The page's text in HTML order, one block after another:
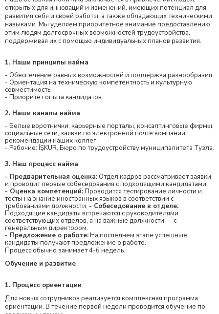
открытых для инноваций и изменений, имеющих потенциал для
развития себя и своей работы, а также обладающих техническими
навыками. Мы уделяем приоритетное внимание предоставлению
этим людям долгосрочных возможностей трудоустройства,
поддерживая их с помощью индивидуальных планов развития.
1. Наши принципы найма
- Обеспечение равных возможностей и поддержка разнообразия.
- Ориентация на техническую компетентность и культурную
совместимость.
- Приоритет опыта кандидатов.
2. Наши каналы найма
- Белые воротнички: карьерные порталы, консалтинговые фирмы,
социальные сети, заявки по электронной почте компании,
рекомендации наших коллег.
- Рабочие: İŞKUR, Бюро по трудоустройству муниципалитета Тузла.
3. Наш процесс найма
- Предварительная оценка: Отдел кадров рассматривает заявки
и проводит первые собеседования с подходящими кандидатами.
- Оценка компетенций:Проводится тестирование личности и
тесты на знание иностранных языков в соответствии с
требованиями должности. - Собеседование в отделе:
Подходящие кандидаты встречаются с руководителями
соответствующих отделов, а на важные должности — с
генеральным директором.
- Предложение о работе:На последнем этапе успешные
кандидаты получают предложение о работе.
Процесс обычно занимает 4-6 недель.
Обучение и развитие
1. Процесс ориентации
Для новых сотрудников реализуется комплексная программа
ориентации. В течение первой недели проводится обучение по